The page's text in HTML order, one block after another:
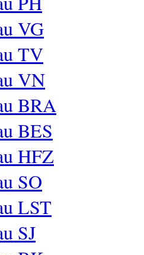
VG
TV
VN
BRA
BES
HFZ
SO
LST
SJ